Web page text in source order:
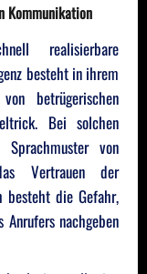
Kommunikation
realisierbare
besteht in ihrem
betrügerischen
Bei solchen
von
Vertrauen der
besteht die Gefahr,
Anrufers nachgeben